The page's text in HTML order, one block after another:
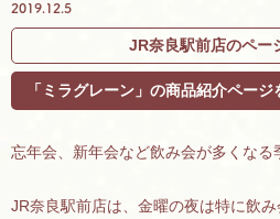
2019.12.5
JR奈良駅前店のペー
「ミラグレーン」の商品紹介ページ
忘年会、新年会など飲み会が多くなる
JR奈良駅前店は、金曜の夜は特に飲